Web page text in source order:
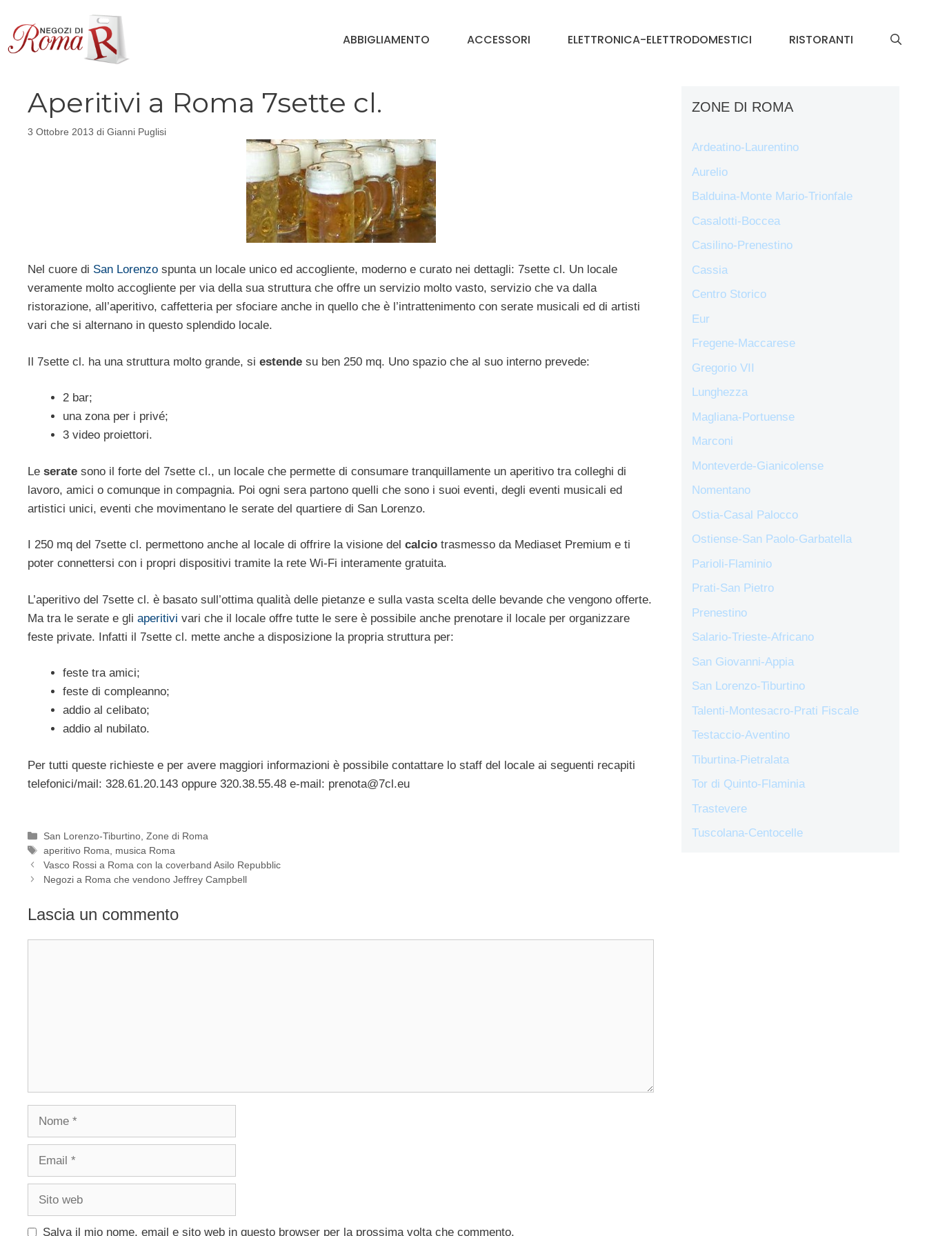
contenuto
ABBIGLIAMENTO ACCESSORI ELETTRONICA-ELETTRODOMESTICI RISTORANTI
Aperitivi a Roma 7sette cl.
3 Ottobre 2013 di Gianni Puglisi
Nel cuore di San Lorenzo spunta un locale unico ed accogliente, moderno e curato nei dettagli: 7sette cl. Un locale
veramente molto accogliente per via della sua struttura che offre un servizio molto vasto, servizio che va dalla
ristorazione, all’aperitivo, caffetteria per sfociare anche in quello che è l’intrattenimento con serate musicali ed di artisti
vari che si alternano in questo splendido locale.
Il 7sette cl. ha una struttura molto grande, si estende su ben 250 mq. Uno spazio che al suo interno prevede:
2 bar;
una zona per i privé;
3 video proiettori.
Le serate sono il forte del 7sette cl., un locale che permette di consumare tranquillamente un aperitivo tra colleghi di
lavoro, amici o comunque in compagnia. Poi ogni sera partono quelli che sono i suoi eventi, degli eventi musicali ed
artistici unici, eventi che movimentano le serate del quartiere di San Lorenzo.
I 250 mq del 7sette cl. permettono anche al locale di offrire la visione del calcio trasmesso da Mediaset Premium e ti
poter connettersi con i propri dispositivi tramite la rete Wi-Fi interamente gratuita.
L’aperitivo del 7sette cl. è basato sull’ottima qualità delle pietanze e sulla vasta scelta delle bevande che vengono offerte.
Ma tra le serate e gli aperitivi vari che il locale offre tutte le sere è possibile anche prenotare il locale per organizzare
feste private. Infatti il 7sette cl. mette anche a disposizione la propria struttura per:
feste tra amici;
feste di compleanno;
addio al celibato;
addio al nubilato.
Per tutti queste richieste e per avere maggiori informazioni è possibile contattare lo staff del locale ai seguenti recapiti
telefonici/mail: 328.61.20.143 oppure 320.38.55.48 e-mail: prenota@7cl.eu
Categorie
San Lorenzo-Tiburtino ,Zone di Roma
Tag
aperitivo Roma
musica Roma
Vasco Rossi a Roma con la coverband Asilo Repubblic
Negozi a Roma che vendono Jeffrey Campbell
Lascia un commento
Salva il mio nome, email e sito web in questo browser per la prossima volta che commento.
ZONE DI ROMA
Ardeatino-Laurentino
Aurelio
Balduina-Monte Mario-Trionfale
Casalotti-Boccea
Casilino-Prenestino
Cassia
Centro Storico
Eur
Fregene-Maccarese
Gregorio VII
Lunghezza
Magliana-Portuense
Marconi
Monteverde-Gianicolense
Nomentano
Ostia-Casal Palocco
Ostiense-San Paolo-Garbatella
Parioli-Flaminio
Prati-San Pietro
Prenestino
Salario-Trieste-Africano
San Giovanni-Appia
San Lorenzo-Tiburtino
Talenti-Montesacro-Prati Fiscale
Testaccio-Aventino
Tiburtina-Pietralata
Tor di Quinto-Flaminia
Trastevere
Tuscolana-Centocelle